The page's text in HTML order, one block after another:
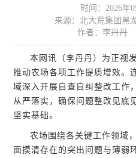
时间：2026年
来源：北大荒集团黑
作者：李丹丹
本网讯（李丹丹）为正视
推动农场各项工作提质增效。
域深入开展自查自纠整改工作
从严落实，确保问题整改见底
坚实基础。
农场围绕各关键工作领域
面摸清存在的突出问题与薄弱